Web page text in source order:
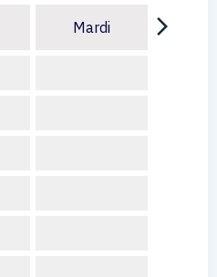
Mardi arrow_forward_ios